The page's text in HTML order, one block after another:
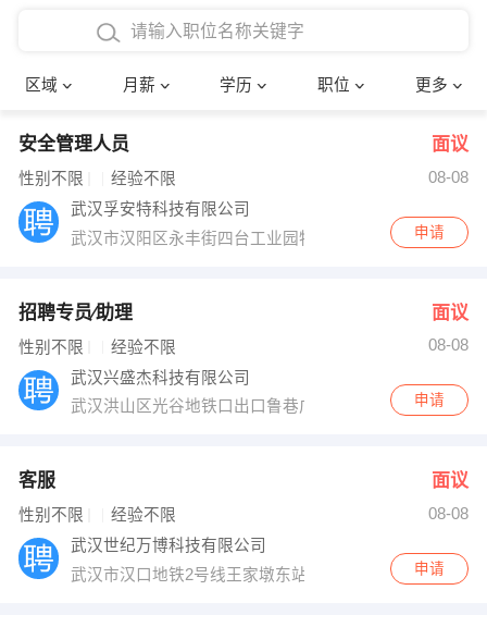
区域 月薪 学历 职位 更多
4000-5000元
8000-12000元
12000-20000元
博士
文员
财务会计
网络IT
快递员
收银员 技术员/工程师
出纳
编辑
确定
安全管理人员 面议
性别不限 经验不限
08-08
武汉孚安特科技有限公司
武汉市汉阳区永丰街四台工业园特1号
申请
招聘专员∕助理 面议
性别不限 经验不限
08-08
武汉兴盛杰科技有限公司
武汉洪山区光谷地铁口出口鲁巷广场对面新柠檬特区B座
申请
客服 面议
性别不限 经验不限
08-08
武汉世纪万博科技有限公司
武汉市汉口地铁2号线王家墩东站c2出口同成广场A座二
申请